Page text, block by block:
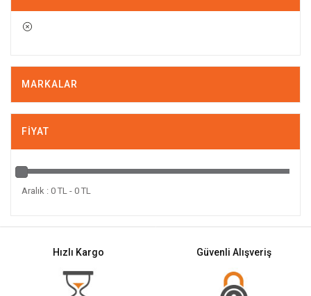
MARKALAR
FIYAT
Aralık : 0 TL - 0 TL
Hızlı Kargo Güvenli Alışveriş